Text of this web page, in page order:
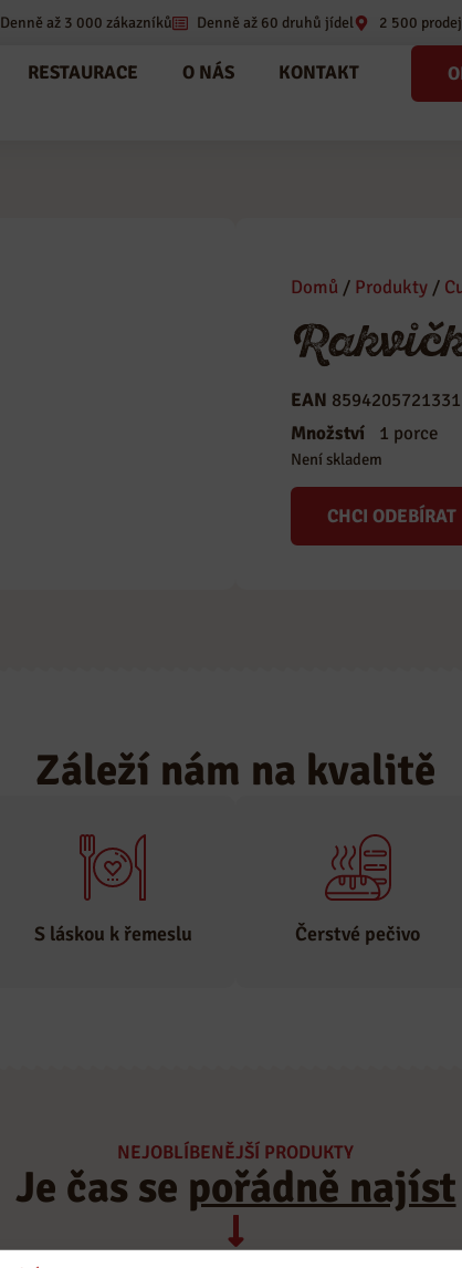
Denně až 3 000 zákazníků Denně až 60 druhů jídel 2 500
RESTAURACE O NÁS KONTAKT
Domů / Produkty /
EAN 8594205721331
Kategorie
Cukrárna
Množství 1 porce
Není skladem
CHCI
Záleží nám na kvalitě
S láskou k řemeslu Čerstvé pečivo
NEJOBLÍBENĚJŠÍ PRODUKTY
Je čas se pořádně najíst